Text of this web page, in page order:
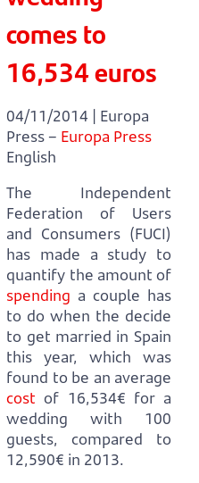
comes to
16,534 euros
04/11/2014 | Europa
Press – Europa Press
English
The Independent
Federation of Users
and Consumers (FUCI)
has made a study to
quantify the amount of
spending a couple has
to do when the decide
to get married in Spain
this year,
which was
found to be an average
cost of 16,534€ for a
wedding with 100
guests, compared to
12,590€ in 2013.